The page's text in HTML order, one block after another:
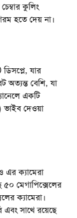
কুলিং
হতে দেয় না।
যার
অত্যন্ত বেশি, যা
একটি
ভাইব দেওয়া
এর ক্যামেরা
মেগাপিক্সেলের
ক্যামেরা।
সাথে রয়েছে